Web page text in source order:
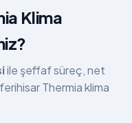
Klima
ile şeffaf süreç, net
Thermia klima